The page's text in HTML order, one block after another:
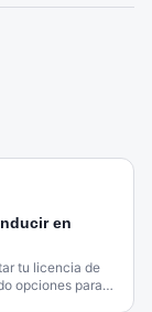
en
tu licencia de
opciones para